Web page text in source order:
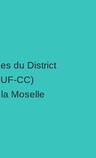
du District
CC)
Moselle